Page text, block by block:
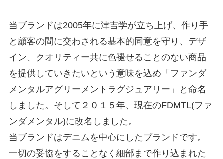
当ブランドは2005年に津吉学が立ち上げ、作り手
と顧客の間に交わされる基本的同意を守り、デザ
イン、クオリティー共に色褪せることのない商品
を提供していきたいという意味を込め「ファンダ
メンタルアグリーメントラグジュアリー」と命名
しました。そして２０１５年、現在のFDMTL(ファ
ンダメンタル)に改名しました。
当ブランドはデニムを中心にしたブランドです。
一切の妥協をすることなく細部まで作り込まれた